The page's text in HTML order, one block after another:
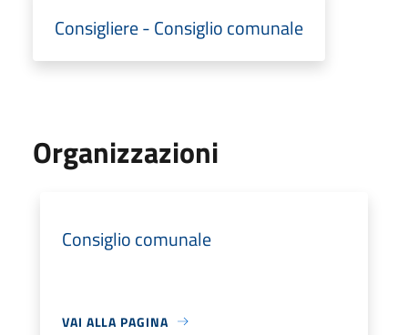
Consigliere - Consiglio comunale
Organizzazioni
Consiglio comunale
VAI ALLA PAGINA